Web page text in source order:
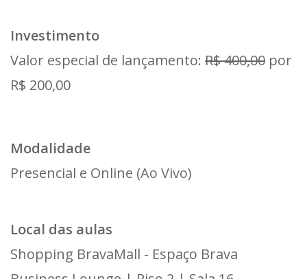
Investimento
Valor especial de lançamento: R$ 400,00 por
R$ 200,00
Modalidade
Presencial e Online (Ao Vivo)
Local das aulas
Shopping BravaMall - Espaço Brava